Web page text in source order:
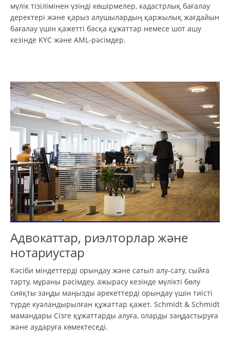
мүлік тізілімінен үзінді көшірмелер, кадастрлық бағалау
деректері және қарыз алушылардың қаржылық жағдайын
бағалау үшін қажетті басқа құжаттар немесе шот ашу
кезінде KYC және AML-рәсімдер.
Адвокаттар, риэлторлар және
нотариустар
Кәсіби міндеттерді орындау және сатып алу-сату, сыйға
тарту, мұраны рәсімдеу, ажырасу кезінде мүлікті бөлу
сияқты заңды маңызды әрекеттерді орындау үшін тиісті
түрде куәландырылған құжаттар қажет. Schmidt & Schmidt
мамандары Сізге құжаттарды алуға, оларды заңдастыруға
және аударуға көмектеседі.